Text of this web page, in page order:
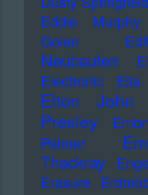
Eddie Murphy
Golan
Neubauten
Electronic
Ella
Elton John
Presley
Palmer
Thackray
Erasure